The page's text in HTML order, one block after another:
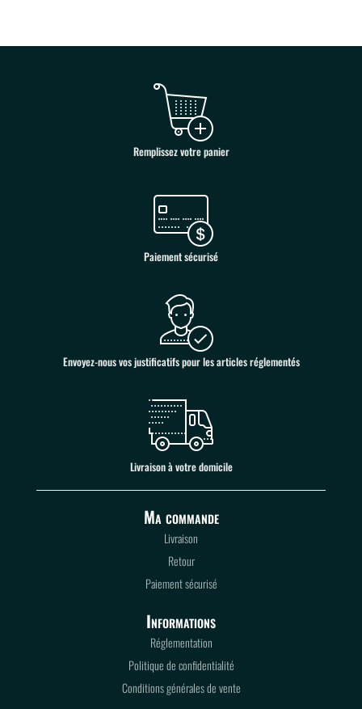
Remplissez votre panier
Paiement sécurisé
Envoyez-nous vos justificatifs pour les articles réglementés
Livraison à votre domicile
Ma commande
Livraison
Retour
Paiement sécurisé
Informations
Réglementation
Politique de confidentialité
Conditions générales de vente